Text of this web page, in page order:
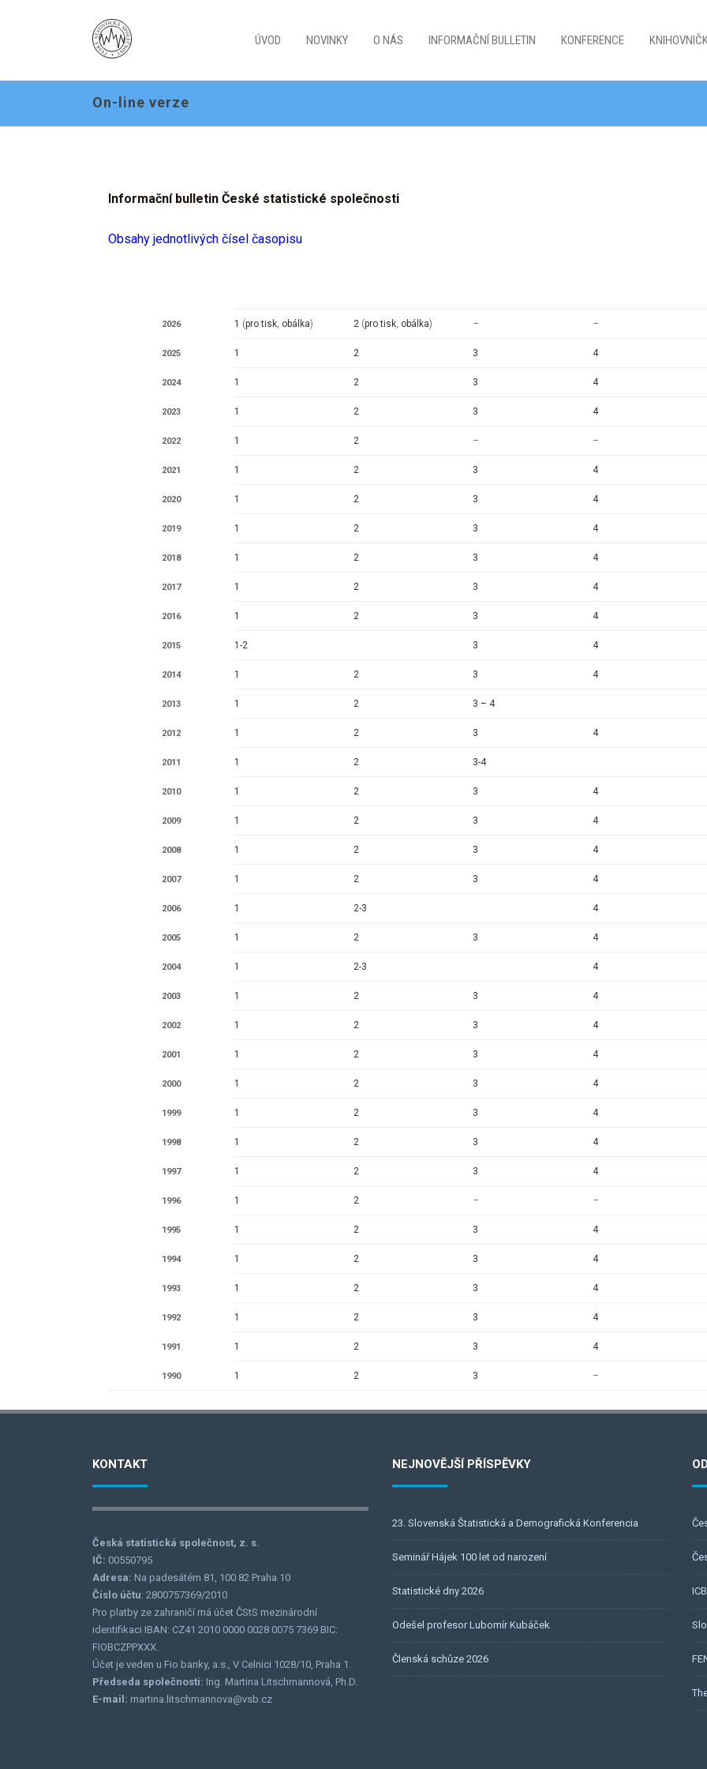
ÚVOD NOVINKY O NÁS INFORMAČNÍ BULLETIN KONFERENCE
On-line verze
Informační bulletin České statistické společnosti
Obsahy jednotlivých čísel časopisu
2026 1 (pro tisk, obálka) 2 (pro tisk, obálka) – –
2025 1 2 3 4
2024 1 2 3 4
2023 1 2 3 4
2022 1 2 – –
2021 1 2 3 4
2020 1 2 3 4
2019 1 2 3 4
2018 1 2 3 4
2017 1 2 3 4
2016 1 2 3 4
2015 1-2 3 4
2014 1 2 3 4
2013 1 2 3 – 4
2012 1 2 3 4
2011 1 2 3-4
2010 1 2 3 4
2009 1 2 3 4
2008 1 2 3 4
2007 1 2 3 4
2006 1 2-3 4
2005 1 2 3 4
2004 1 2-3 4
2003 1 2 3 4
2002 1 2 3 4
2001 1 2 3 4
2000 1 2 3 4
1999 1 2 3 4
1998 1 2 3 4
1997 1 2 3 4
1996 1 2 – –
1995 1 2 3 4
1994 1 2 3 4
1993 1 2 3 4
1992 1 2 3 4
1991 1 2 3 4
1990 1 2 3 –
KONTAKT
Česká statistická společnost, z. s.
IČ: 00550795
Adresa: Na padesátém 81, 100 82 Praha 10
Číslo účtu: 2800757369/2010
Pro platby ze zahraničí má účet ČStS mezinárodní
identifikaci IBAN: CZ41 2010 0000 0028 0075 7369 BIC:
FIOBCZPPXXX.
Účet je veden u Fio banky, a.s., V Celnici 1028/10, Praha 1.
Předseda společnosti: Ing. Martina Litschmannová, Ph.D.
E-mail: martina.litschmannova@vsb.cz
NEJNOVĚJŠÍ PŘÍSPĚVKY
23. Slovenská Štatistická a Demografická Konferencia
Seminář Hájek 100 let od narození
Statistické dny 2026
Odešel profesor Lubomír Kubáček
Členská schůze 2026